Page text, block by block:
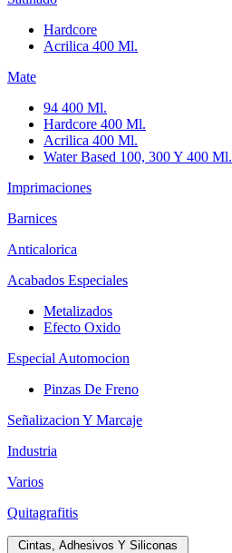
Hardcore
Acrilica 400 Ml.
Mate
94 400 Ml.
Hardcore 400 Ml.
Acrilica 400 Ml.
Water Based 100, 300 Y 400 Ml.
Imprimaciones
Barnices
Anticalorica
Acabados Especiales
Metalizados
Efecto Oxido
Especial Automocion
Pinzas De Freno
Señalizacion Y Marcaje
Industria
Varios
Quitagrafitis
Cintas, Adhesivos Y Siliconas